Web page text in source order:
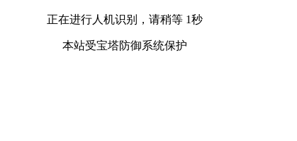
正在进行人机识别，请稍等 1秒
本站受宝塔防御系统保护